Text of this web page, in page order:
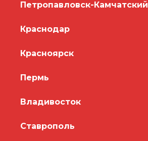
Петропавловск-Камчатский
Краснодар
Красноярск
Пермь
Владивосток
Ставрополь